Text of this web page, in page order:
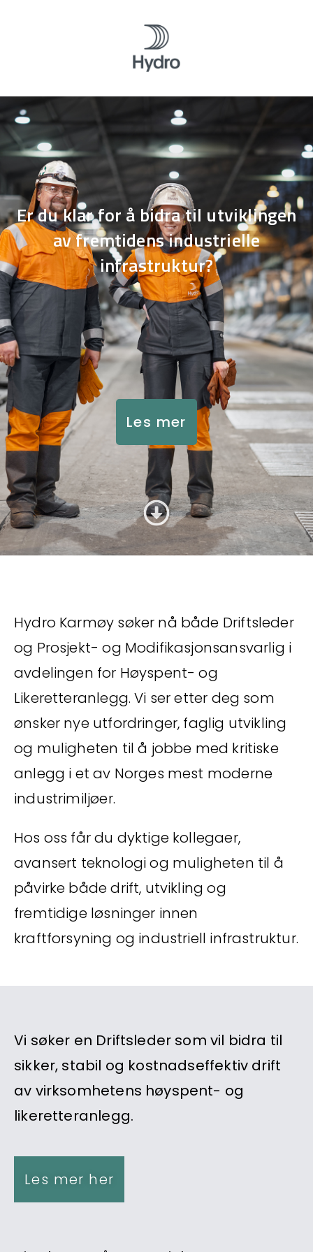
Er du klar for å bidra til utviklingen
av fremtidens industrielle
infrastruktur?
Les mer
Hydro Karmøy søker nå både Driftsleder
og Prosjekt- og Modifikasjonsansvarlig i
avdelingen for Høyspent- og
Likeretteranlegg. Vi ser etter deg som
ønsker nye utfordringer, faglig utvikling
og muligheten til å jobbe med kritiske
anlegg i et av Norges mest moderne
industrimiljøer.
Hos oss får du dyktige kollegaer,
avansert teknologi og muligheten til å
påvirke både drift, utvikling og
fremtidige løsninger innen
kraftforsyning og industriell infrastruktur.
Vi søker en Driftsleder som vil bidra til
sikker, stabil og kostnadseffektiv drift
av virksomhetens høyspent- og
likeretteranlegg.
Les mer her